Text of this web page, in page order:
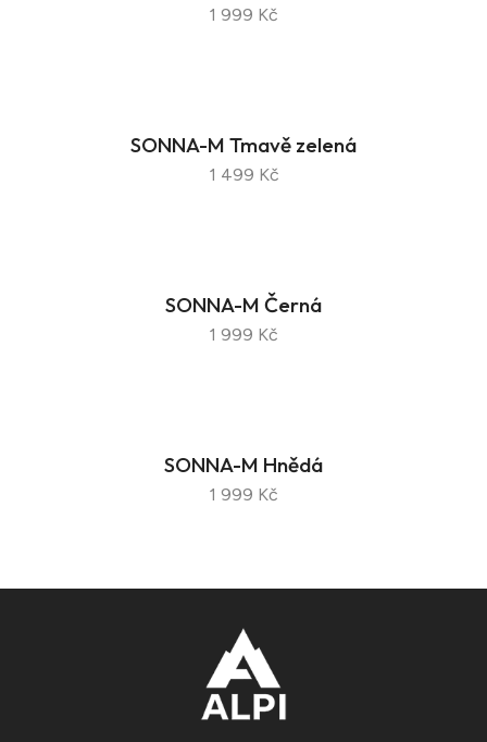
1 999 Kč
SONNA-M Tmavě zelená
1 499 Kč
SONNA-M Černá
1 999 Kč
SONNA-M Hnědá
1 999 Kč